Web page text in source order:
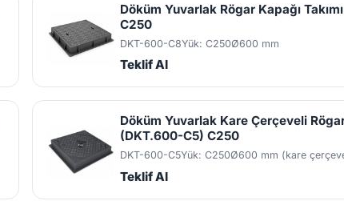
Döküm Yuvarlak Rögar Kapağı
C250
DKT-600-C8Yük: C250Ø600 mm
Teklif Al
Döküm Yuvarlak Kare Çerçeveli
(DKT.600-C5) C250
DKT-600-C5Yük: C250Ø600 mm (kare
Teklif Al